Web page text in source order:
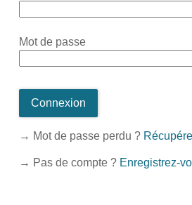
Mot de passe
Connexion
→ Mot de passe perdu ?
→ Pas de compte ? Enregistrez-